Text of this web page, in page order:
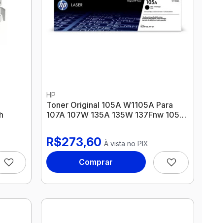
Sobre Nós
HP
Toner Original 105A W1105A Para
107A 107W 135A 135W 137Fnw 105A
R$273,60 À vista no PIX
Comprar